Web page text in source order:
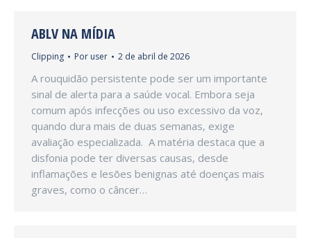
ABLV NA MÍDIA
Clipping Por user 2 de abril de 2026
A rouquidão persistente pode ser um importante
sinal de alerta para a saúde vocal. Embora seja
comum após infecções ou uso excessivo da voz,
quando dura mais de duas semanas, exige
avaliação especializada. A matéria destaca que a
disfonia pode ter diversas causas, desde
inflamações e lesões benignas até doenças mais
graves, como o câncer…